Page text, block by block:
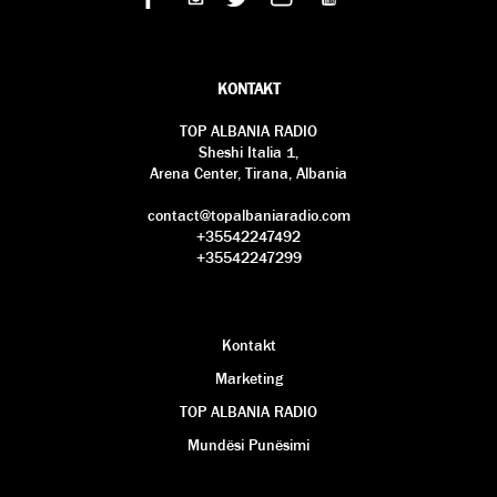
KONTAKT
TOP ALBANIA RADIO
Sheshi Italia 1,
Arena Center, Tirana, Albania
contact@topalbaniaradio.com
+35542247492
+35542247299
Kontakt
Marketing
TOP ALBANIA RADIO
Mundësi Punësimi